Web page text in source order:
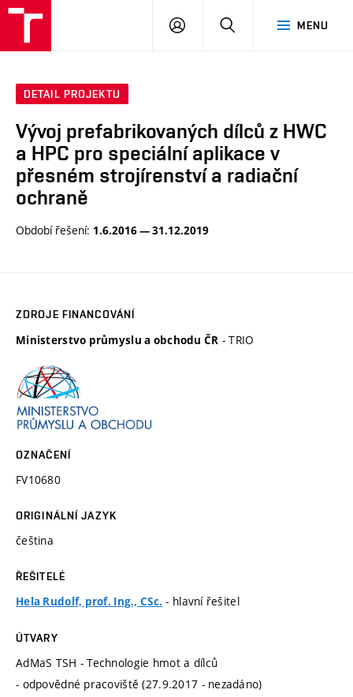
MENU
PŘIHLÁSIT
DETAIL PROJEKTU
Vývoj prefabrikovaných dílců z HWC
a HPC pro speciální aplikace v
přesném strojírenství a radiační
ochraně
Období řešení: 1.6.2016 — 31.12.2019
ZDROJE FINANCOVÁNÍ
Ministerstvo průmyslu a obchodu ČR - TRIO
OZNAČENÍ
FV10680
ORIGINÁLNÍ JAZYK
čeština
ŘEŠITELÉ
Hela Rudolf, prof. Ing., CSc. - hlavní řešitel
ÚTVARY
AdMaS TSH - Technologie hmot a dílců
- odpovědné pracoviště (27.9.2017 - nezadáno)